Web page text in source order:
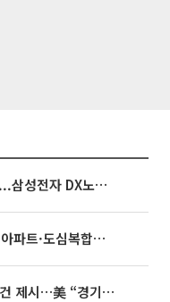
3445억 자사주 지급 마쳤는데...삼성전자 DX노조, 뒤늦은 '떼쓰기 집회'
영끌 '주택공급' 대책 임박⋯비아파트·도심복합까지 총동원
이란, 미국에 호르무즈 합의 조건 제시…美 “경기 아직 안 끝나” [종합]